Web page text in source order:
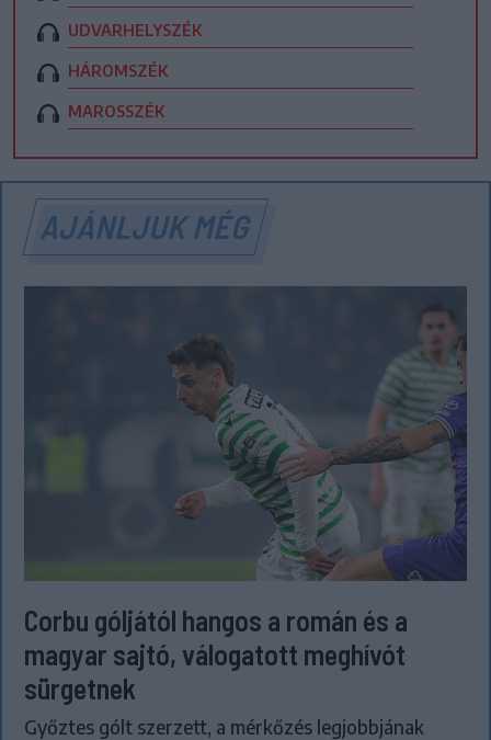
UDVARHELYSZÉK
HÁROMSZÉK
MAROSSZÉK
AJÁNLJUK MÉG
Corbu góljától hangos a román és a
magyar sajtó, válogatott meghívót
sürgetnek
Győztes gólt szerzett, a mérkőzés legjobbjának